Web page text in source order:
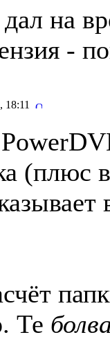
на
-
18:11
(плюс
Те